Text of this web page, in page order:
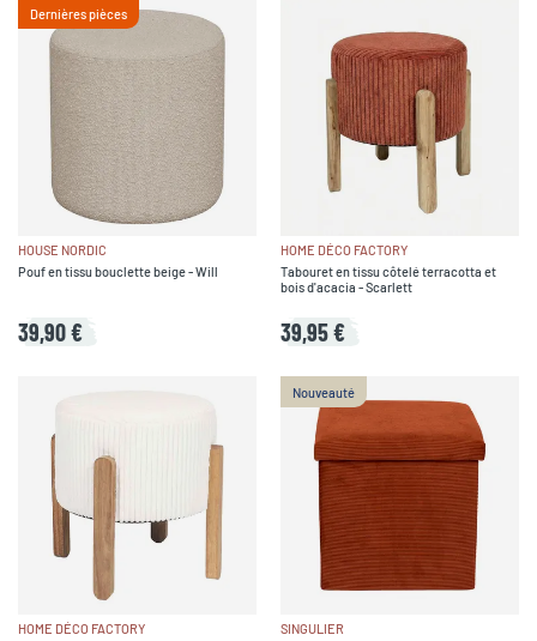
Dernières pièces
HOUSE NORDIC
Pouf en tissu bouclette beige - Will
39,90 €
HOME DÉCO FACTORY
Tabouret en tissu côtelé terracotta et
bois d'acacia - Scarlett
39,95 €
HOME DÉCO FACTORY
Nouveauté
SINGULIER